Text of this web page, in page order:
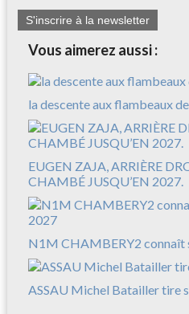
S'inscrire à la newsletter
Vous aimerez aussi :
la descente aux flambeaux
EUGEN ZAJA, ARRIÈRE
CHAMBÉ JUSQU’EN 2027.
N1M CHAMBERY2 connaît
ASSAU Michel Batailler tire